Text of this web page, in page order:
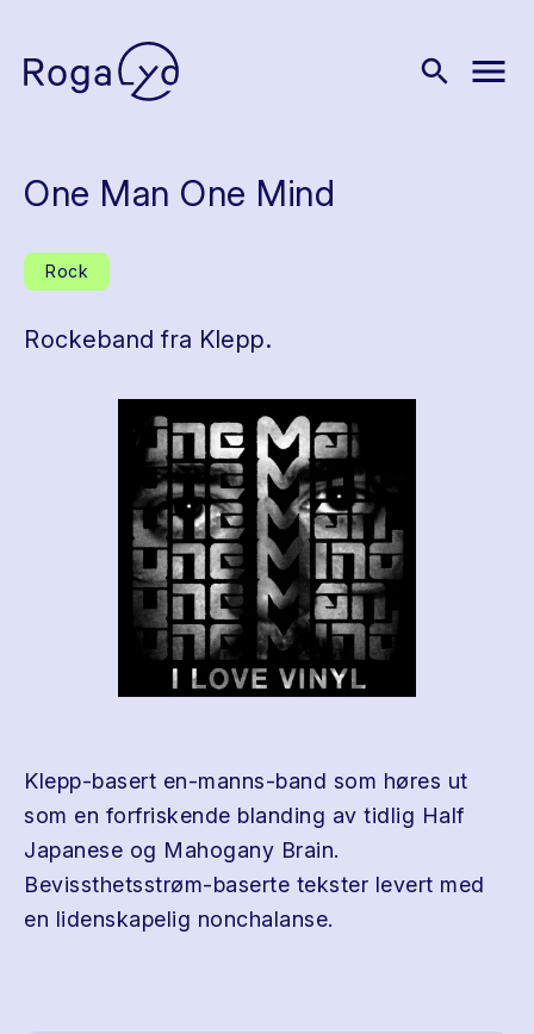
search menu
One Man One Mind
Rock
Rockeband fra Klepp.
Klepp-basert en-manns-band som høres ut
som en forfriskende blanding av tidlig Half
Japanese og Mahogany Brain.
Bevissthetsstrøm-baserte tekster levert med
en lidenskapelig nonchalanse.